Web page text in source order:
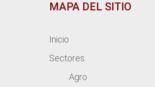
MAPA DEL SITIO
Inicio
Sectores
Agro